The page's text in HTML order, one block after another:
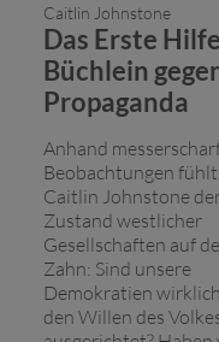
Caitlin Johnstone
Das Erste
Büchlein
Propaganda
Anhand
Beobachtungen fühlt
Caitlin Johnstone
Zustand westlicher
Gesellschaften auf
Zahn: Sind unsere
Demokratien
den Willen des